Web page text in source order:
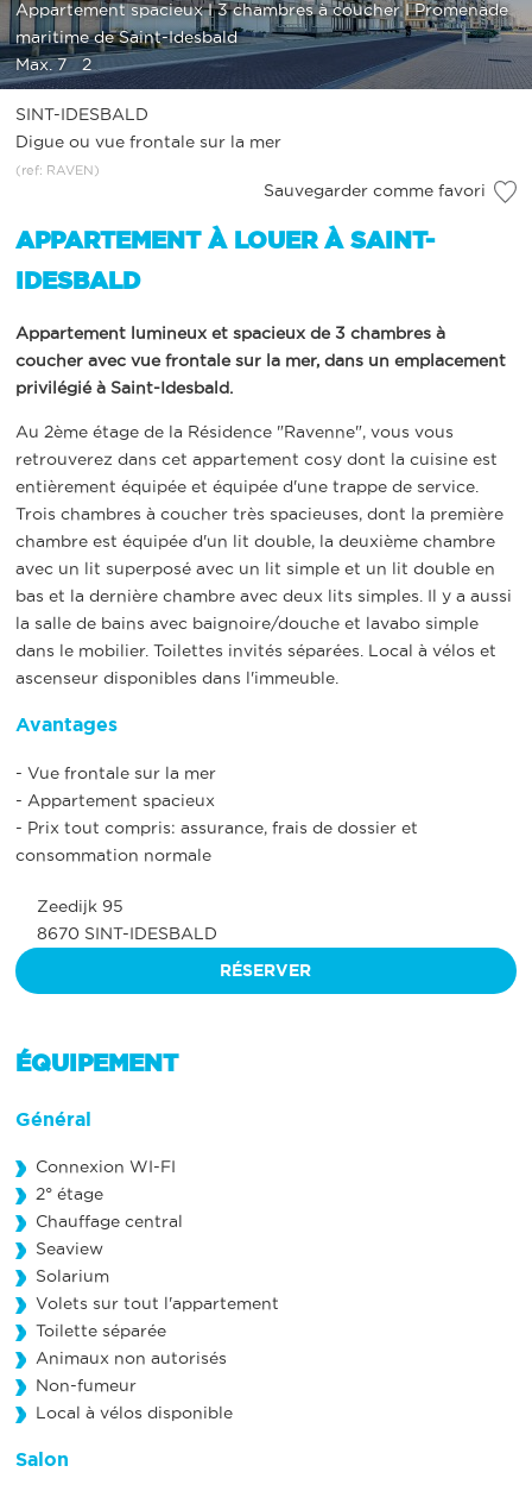
Appartement spacieux I 3 chambres à coucher I Promenade
maritime de Saint-Idesbald
Max. 7
2
SINT-IDESBALD
Digue ou vue frontale sur la mer
(ref: RAVEN)
Sauvegarder comme favori
APPARTEMENT À LOUER À SAINT-
IDESBALD
Appartement lumineux et spacieux de 3 chambres à
coucher avec vue frontale sur la mer, dans un emplacement
privilégié à Saint-Idesbald.
Au 2ème étage de la Résidence "Ravenne", vous vous
retrouverez dans cet appartement cosy dont la cuisine est
entièrement équipée et équipée d'une trappe de service.
Trois chambres à coucher très spacieuses, dont la première
chambre est équipée d'un lit double, la deuxième chambre
avec un lit superposé avec un lit simple et un lit double en
bas et la dernière chambre avec deux lits simples. Il y a aussi
la salle de bains avec baignoire/douche et lavabo simple
dans le mobilier. Toilettes invités séparées. Local à vélos et
ascenseur disponibles dans l'immeuble.
Avantages
- Vue frontale sur la mer
- Appartement spacieux
- Prix tout compris: assurance, frais de dossier et
consommation normale
Zeedijk 95
8670 SINT-IDESBALD
RÉSERVER
ÉQUIPEMENT
Général
Connexion WI-FI
2° étage
Chauffage central
Seaview
Solarium
Volets sur tout l'appartement
Toilette séparée
Animaux non autorisés
Non-fumeur
Local à vélos disponible
Salon